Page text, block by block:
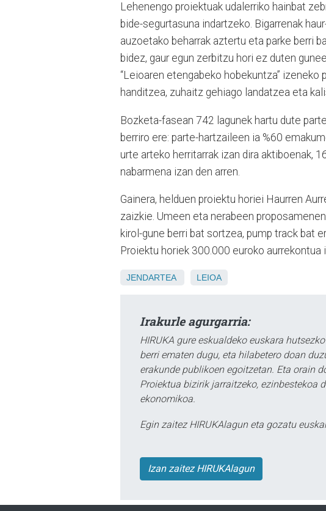
Lehenengo proiektuak udalerriko hainbat
bide-segurtasuna indartzeko. Bigarrenak
auzoetako beharrak aztertu eta parke berri
bidez, gaur egun zerbitzu hori ez duten
“Leioaren etengabeko hobekuntza”
handitzea, zuhaitz gehiago landatzea eta
Bozketa-fasean 742 lagunek hartu dute
berriro ere: parte-hartzaileen ia %60
urte arteko herritarrak izan dira aktiboenak,
nabarmena izan den arren.
Gainera, helduen proiektu horiei Haurren
zaizkie. Umeen eta nerabeen
kirol-gune berri bat sortzea, pump track bat
Proiektu horiek 300.000 euroko aurrekontua
JENDARTEA LEIOA
Irakurle agurgarria:
HIRUKA gure eskualdeko euskara
berri ematen dugu, eta hilabetero doan
erakunde publikoen egoitzetan. Eta orain
Proiektua bizirik jarraitzeko, ezinbestekoa
ekonomikoa.
Egin zaitez HIRUKAlagun eta gozatu
Izan zaitez HIRUKAlagun